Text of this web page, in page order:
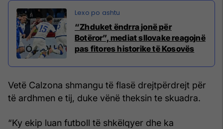
“Zhduket ëndrra jonë për
Botëror”, mediat sllovake reagojnë
pas fitores historike të Kosovës
Vetë Calzona shmangu të flasë drejtpërdrejt për
të ardhmen e tij, duke vënë theksin te skuadra.
“Ky ekip luan futboll të shkëlqyer dhe ka